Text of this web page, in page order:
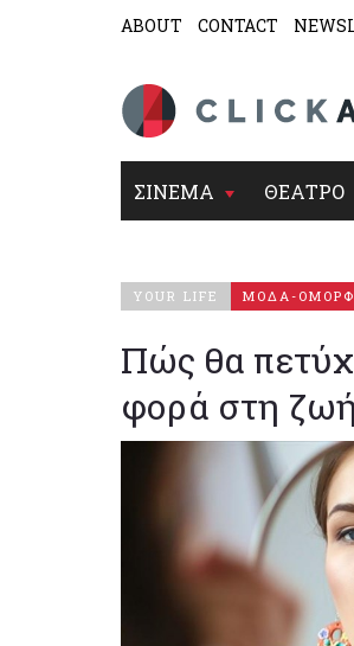
ABOUT CONTACT
ΣΙΝΕΜΑ ΘΕΑΤΡΟ
YOUR LIFE ΜΟΔΑ-
Πώς θα
φορά στη